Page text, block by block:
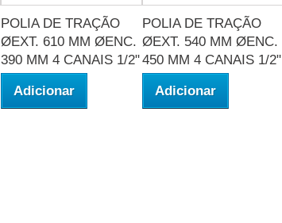
POLIA DE TRAÇÃO
ØEXT. 610 MM ØENC.
390 MM 4 CANAIS 1/2"
Adicionar
POLIA DE TRAÇÃO
ØEXT. 540 MM ØENC.
450 MM 4 CANAIS 1/2"
Adicionar